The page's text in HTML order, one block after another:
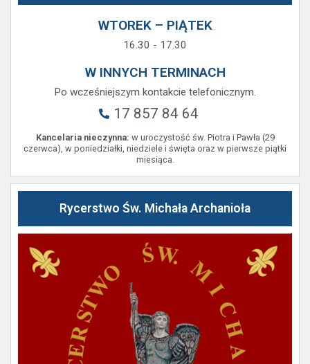
WTOREK – PIĄTEK
16.30 - 17.30
W INNYCH TERMINACH
Po wcześniejszym kontakcie telefonicznym.
17 857 84 64
Kancelaria nieczynna: w uroczystość św. Piotra i Pawła (29
czerwca), w poniedziałki, niedziele i święta oraz w pierwsze piątki
miesiąca.
Rycerstwo Św. Michała Archanioła